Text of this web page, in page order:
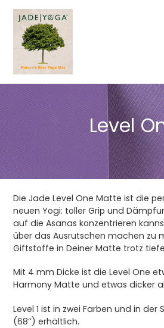
zum
Inhalt
K
a
e
g
o
r
i
e
Level
Die Jade Level One Matte ist die
neuen Yogi: toller Grip und
auf die Asanas konzentrieren
über das Ausrutschen machen zu
Giftstoffe in Deiner Matte trotz
Mit 4 mm Dicke ist die Level One
Harmony Matte und etwas dicker
Level 1 ist in zwei Farben und in
(68’’) erhältlich.